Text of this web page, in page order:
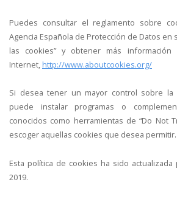
Puedes consultar el reglamento sobre
Agencia Española de Protección de Datos en
las cookies” y obtener más
Internet, http://www.aboutcookies.org/
Si desea tener un mayor control sobre la
puede instalar programas o
conocidos como herramientas de “Do Not
escoger aquellas cookies que desea permitir.
Esta política de cookies ha sido
2019.